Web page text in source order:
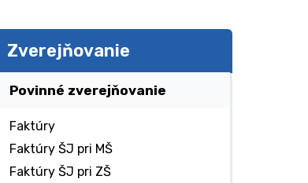
Zverejňovanie
Povinné zverejňovanie
Faktúry
Faktúry ŠJ pri MŠ
Faktúry ŠJ pri ZŠ